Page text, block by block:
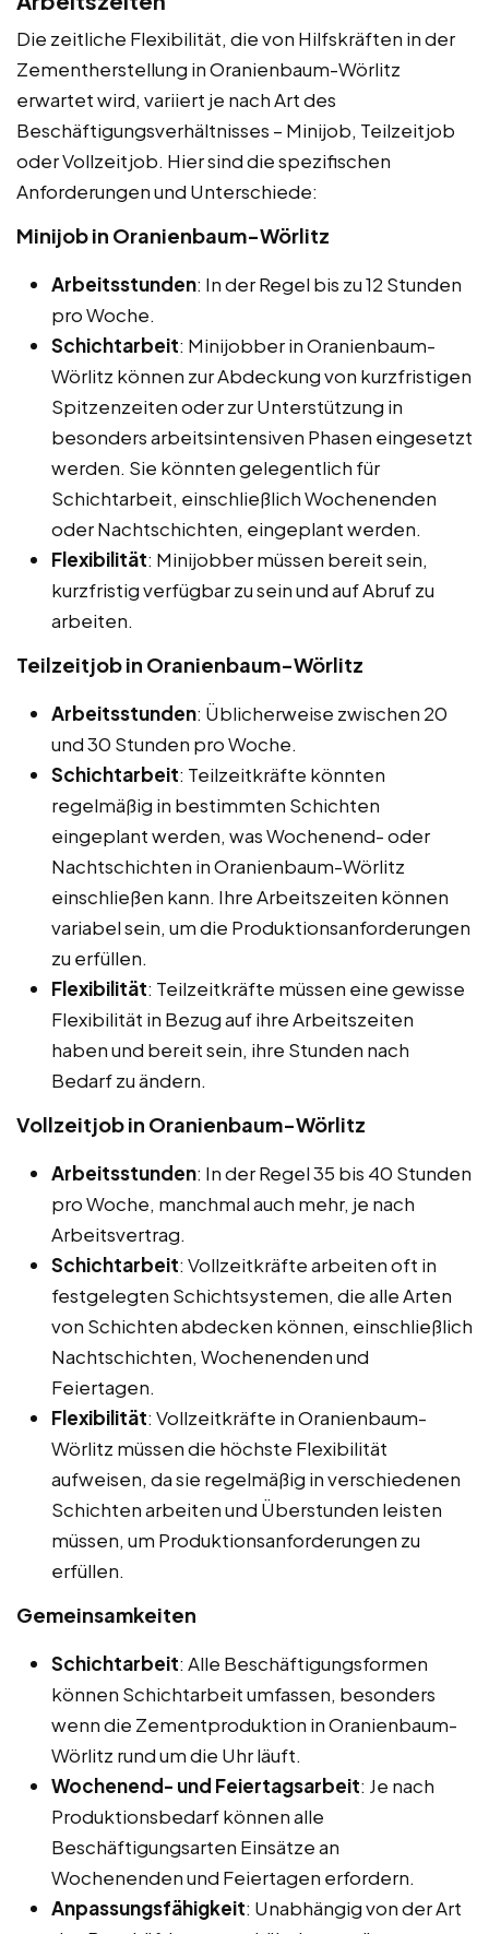
Die zeitliche Flexibilität, die von Hilfskräften in der
Zementherstellung in Oranienbaum-Wörlitz
erwartet wird, variiert je nach Art des
Beschäftigungsverhältnisses – Minijob, Teilzeitjob
oder Vollzeitjob. Hier sind die spezifischen
Anforderungen und Unterschiede:
Minijob in Oranienbaum-Wörlitz
Arbeitsstunden: In der Regel bis zu 12 Stunden
pro Woche.
Schichtarbeit: Minijobber in Oranienbaum-
Wörlitz können zur Abdeckung von kurzfristigen
Spitzenzeiten oder zur Unterstützung in
besonders arbeitsintensiven Phasen eingesetzt
werden. Sie könnten gelegentlich für
Schichtarbeit, einschließlich Wochenenden
oder Nachtschichten, eingeplant werden.
Flexibilität: Minijobber müssen bereit sein,
kurzfristig verfügbar zu sein und auf Abruf zu
arbeiten.
Teilzeitjob in Oranienbaum-Wörlitz
Arbeitsstunden: Üblicherweise zwischen 20
und 30 Stunden pro Woche.
Schichtarbeit: Teilzeitkräfte könnten
regelmäßig in bestimmten Schichten
eingeplant werden, was Wochenend- oder
Nachtschichten in Oranienbaum-Wörlitz
einschließen kann. Ihre Arbeitszeiten können
variabel sein, um die Produktionsanforderungen
zu erfüllen.
Flexibilität: Teilzeitkräfte müssen eine gewisse
Flexibilität in Bezug auf ihre Arbeitszeiten
haben und bereit sein, ihre Stunden nach
Bedarf zu ändern.
Vollzeitjob in Oranienbaum-Wörlitz
Arbeitsstunden: In der Regel 35 bis 40 Stunden
pro Woche, manchmal auch mehr, je nach
Arbeitsvertrag.
Schichtarbeit: Vollzeitkräfte arbeiten oft in
festgelegten Schichtsystemen, die alle Arten
von Schichten abdecken können, einschließlich
Nachtschichten, Wochenenden und
Feiertagen.
Flexibilität: Vollzeitkräfte in Oranienbaum-
Wörlitz müssen die höchste Flexibilität
aufweisen, da sie regelmäßig in verschiedenen
Schichten arbeiten und Überstunden leisten
müssen, um Produktionsanforderungen zu
erfüllen.
Gemeinsamkeiten
Schichtarbeit: Alle Beschäftigungsformen
können Schichtarbeit umfassen, besonders
wenn die Zementproduktion in Oranienbaum-
Wörlitz rund um die Uhr läuft.
Wochenend- und Feiertagsarbeit: Je nach
Produktionsbedarf können alle
Beschäftigungsarten Einsätze an
Wochenenden und Feiertagen erfordern.
Anpassungsfähigkeit: Unabhängig von der Art